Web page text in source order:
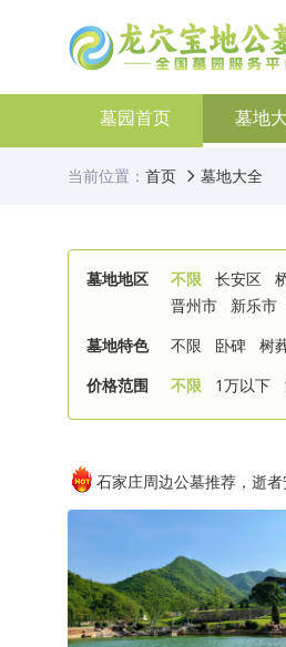
墓园首页 墓地
当前位置： 首页 墓地大全
墓地地区 不限 长安区
晋州市
新乐市
墓地特色
不限 卧碑 树
价格范围
不限 1万以下